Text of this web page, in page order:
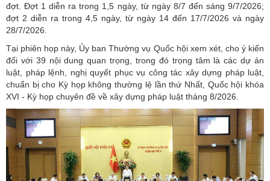
đợt. Đợt 1 diễn ra trong 1,5 ngày, từ ngày 8/7 đến sáng 9/7/2026;
đợt 2 diễn ra trong 4,5 ngày, từ ngày 14 đến 17/7/2026 và ngày
28/7/2026.
Tại phiên họp này, Ủy ban Thường vụ Quốc hội xem xét, cho ý kiến
đối với 39 nội dung quan trọng, trong đó trọng tâm là các dự án
luật, pháp lệnh, nghị quyết phục vụ công tác xây dựng pháp luật,
chuẩn bị cho Kỳ họp không thường lệ lần thứ Nhất, Quốc hội khóa
XVI - Kỳ họp chuyên đề về xây dựng pháp luật tháng 8/2026.